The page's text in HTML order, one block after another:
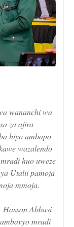
wananchi wa
za ajira
hiyo ambapo
wazalendo
huo uweze
Utalii pamoja
mmoja.
Abbasi
mradi